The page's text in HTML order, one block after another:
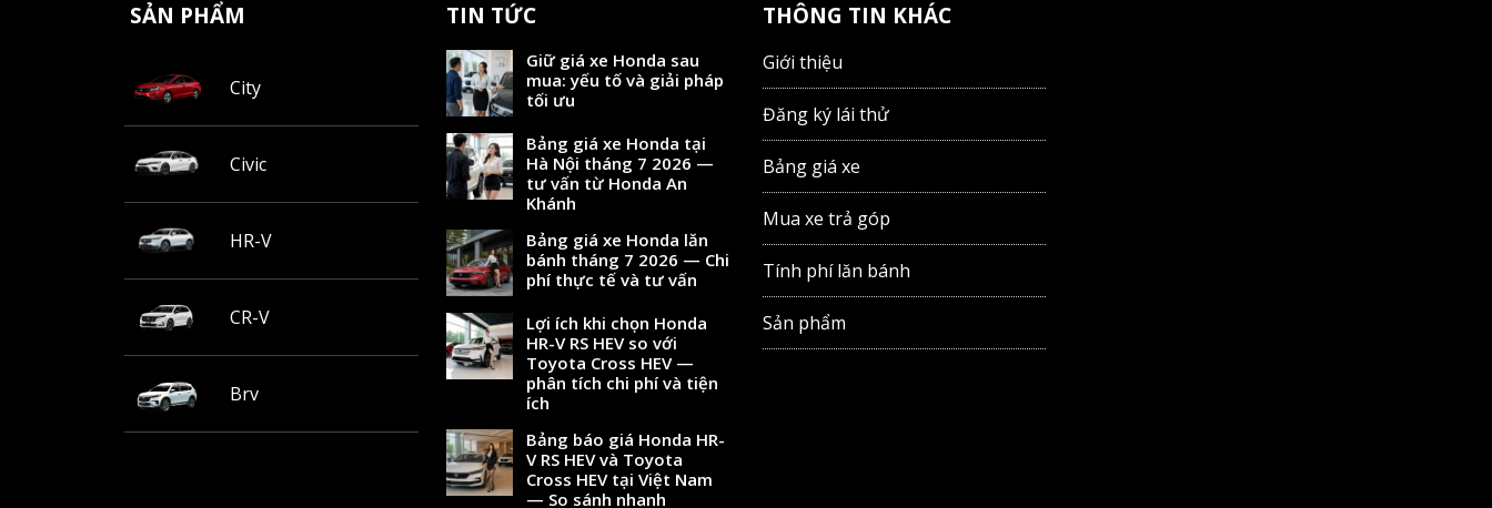
SẢN PHẨM
City
Civic
HR-V
CR-V
Brv
TIN TỨC
Giữ giá xe Honda sau
mua: yếu tố và giải pháp
tối ưu
Bảng giá xe Honda tại
Hà Nội tháng 7 2026 —
tư vấn từ Honda An
Khánh
Bảng giá xe Honda lăn
bánh tháng 7 2026 — Chi
phí thực tế và tư vấn
Lợi ích khi chọn Honda
HR-V RS HEV so với
Toyota Cross HEV —
phân tích chi phí và tiện
ích
Bảng báo giá Honda HR-
V RS HEV và Toyota
Cross HEV tại Việt Nam
— So sánh nhanh
THÔNG TIN KHÁC
Giới thiệu
Đăng ký lái thử
Bảng giá xe
Mua xe trả góp
Tính phí lăn bánh
Sản phẩm